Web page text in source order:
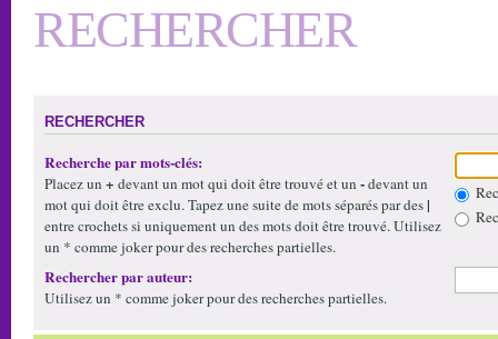
RECHERCHER
RECHERCHER
Recherche par mots-clés:
Placez un + devant un mot qui doit être trouvé et un -devant un
mot qui doit être exclu. Tapez une suite de mots séparés par des|
entre crochets si uniquement un des mots doit être trouvé. Utilisez
un * comme joker pour des recherches partielles.
Rechercher par auteur:
Utilisez un * comme joker pour des recherches partielles.